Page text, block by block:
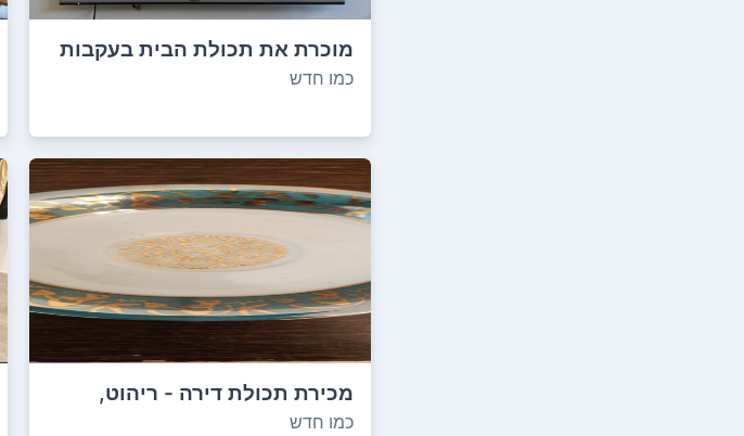
מוכרת את תכולת הבית בעקבות
מעבר דירה . ...
כמו חדש
מכירת תכולת דירה - ריהוט,
מערכת אודיו, כ...
כמו חדש